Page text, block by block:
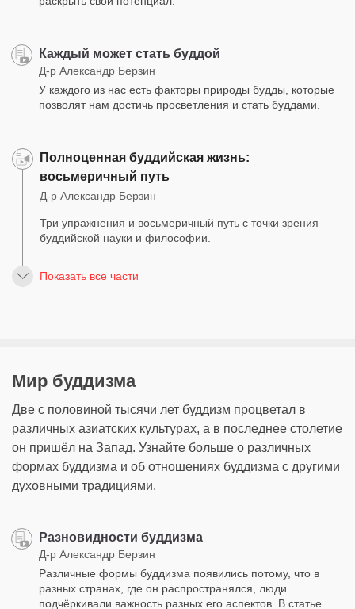
Каждый может стать буддой
Д-р Александр Берзин
У каждого из нас есть факторы природы будды, которые
позволят нам достичь просветления и стать буддами.
Полноценная буддийская жизнь:
восьмеричный путь
Д-р Александр Берзин
Три упражнения и восьмеричный путь с точки зрения
буддийской науки и философии.
Показать все части
Мир буддизма
Две с половиной тысячи лет буддизм процветал в
различных азиатских культурах, а в последнее столетие
он пришёл на Запад. Узнайте больше о различных
формах буддизма и об отношениях буддизма с другими
духовными традициями.
Разновидности буддизма
Д-р Александр Берзин
Различные формы буддизма появились потому, что в
разных странах, где он распространялся, люди
подчёркивали важность разных его аспектов. В статье